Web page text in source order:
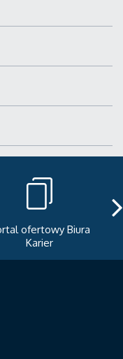
ofertowy Biura
Karier